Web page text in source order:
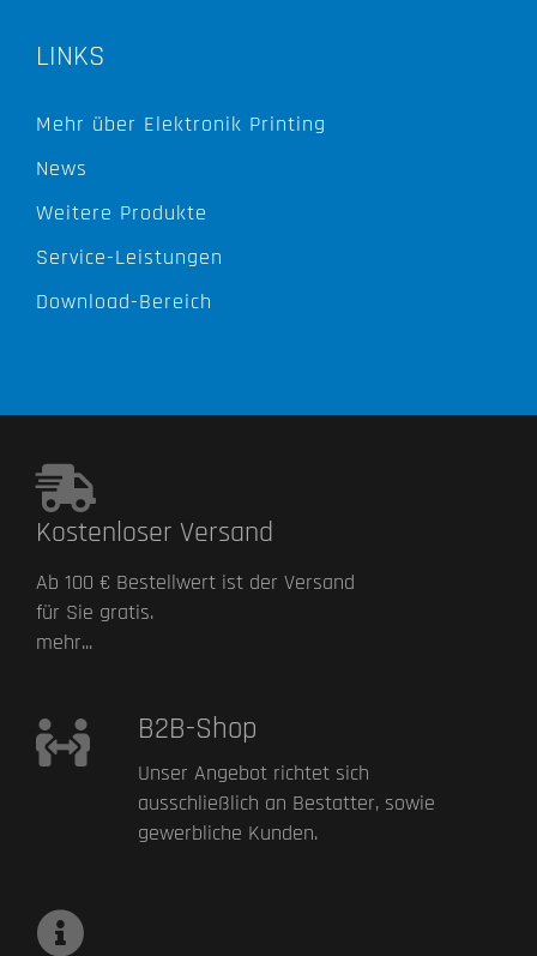
LINKS
Mehr über Elektronik Printing
News
Weitere Produkte
Service-Leistungen
Download-Bereich
Kostenloser Versand
Ab 100 € Bestellwert ist der Versand
für Sie gratis.
mehr...
B2B-Shop
Unser Angebot richtet sich
ausschließlich an Bestatter, sowie
gewerbliche Kunden.